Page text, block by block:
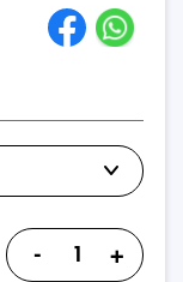
- +